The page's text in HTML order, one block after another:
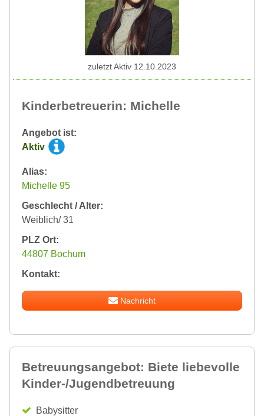
Kinderbetreuerin: Michelle
Angebot ist:
Aktiv
Alias:
Michelle 95
Geschlecht / Alter:
Weiblich/ 31
PLZ Ort:
44807 Bochum
Kontakt:
Nachricht
zuletzt Aktiv 12.10.2023
Betreuungsangebot: Biete liebevolle
Kinder-/Jugendbetreuung
Babysitter